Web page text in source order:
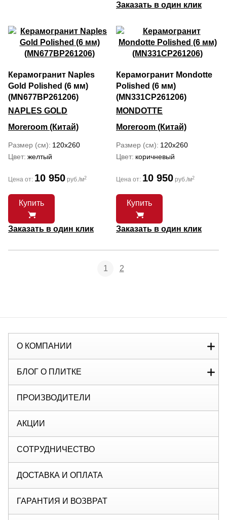
Заказать в один клик
Керамогранит Naples
Gold Polished (6 мм)
(MN677BP261206)
NAPLES GOLD
Moreroom (Китай)
Размер (см) 120x260
Цвет желтый
Цена от: 10 950 руб./м2
Купить
Заказать в один клик
Керамогранит Mondotte
Polished (6 мм)
(MN331CP261206)
MONDOTTE
Moreroom (Китай)
Размер (см) 120x260
Цвет коричневый
Цена от: 10 950 руб./м2
Купить
Заказать в один клик
1 2
О КОМПАНИИ
БЛОГ О ПЛИТКЕ
ПРОИЗВОДИТЕЛИ
АКЦИИ
СОТРУДНИЧЕСТВО
ДОСТАВКА И ОПЛАТА
ГАРАНТИЯ И ВОЗВРАТ